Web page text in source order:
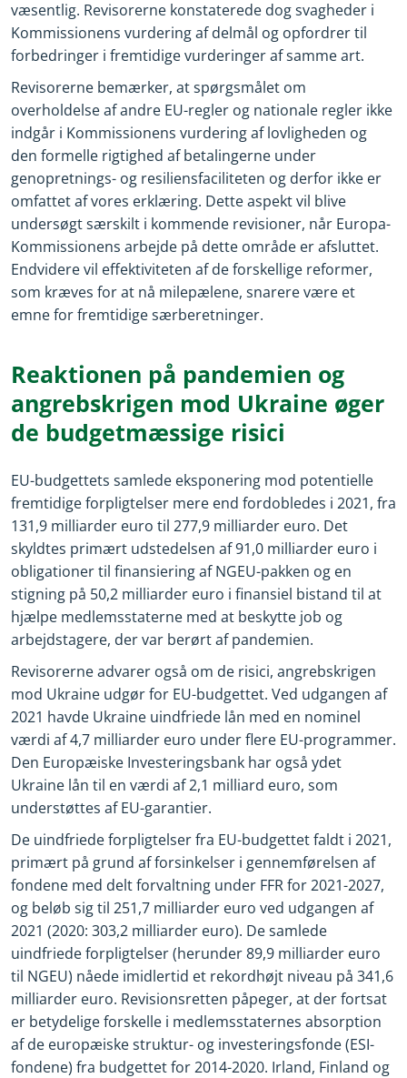
væsentlig. Revisorerne konstaterede dog svagheder i
Kommissionens vurdering af delmål og opfordrer til
forbedringer i fremtidige vurderinger af samme art.
Revisorerne bemærker, at spørgsmålet om
overholdelse af andre EU-regler og nationale regler ikke
indgår i Kommissionens vurdering af lovligheden og
den formelle rigtighed af betalingerne under
genopretnings- og resiliensfaciliteten og derfor ikke er
omfattet af vores erklæring. Dette aspekt vil blive
undersøgt særskilt i kommende revisioner, når Europa-
Kommissionens arbejde på dette område er afsluttet.
Endvidere vil effektiviteten af de forskellige reformer,
som kræves for at nå milepælene, snarere være et
emne for fremtidige særberetninger.
Reaktionen på pandemien og
angrebskrigen mod Ukraine øger
de budgetmæssige risici
EU-budgettets samlede eksponering mod potentielle
fremtidige forpligtelser mere end fordobledes i 2021, fra
131,9 milliarder euro til 277,9 milliarder euro. Det
skyldtes primært udstedelsen af 91,0 milliarder euro i
obligationer til finansiering af NGEU-pakken og en
stigning på 50,2 milliarder euro i finansiel bistand til at
hjælpe medlemsstaterne med at beskytte job og
arbejdstagere, der var berørt af pandemien.
Revisorerne advarer også om de risici, angrebskrigen
mod Ukraine udgør for EU-budgettet. Ved udgangen af
2021 havde Ukraine uindfriede lån med en nominel
værdi af 4,7 milliarder euro under flere EU-programmer.
Den Europæiske Investeringsbank har også ydet
Ukraine lån til en værdi af 2,1 milliard euro, som
understøttes af EU-garantier.
De uindfriede forpligtelser fra EU-budgettet faldt i 2021,
primært på grund af forsinkelser i gennemførelsen af
fondene med delt forvaltning under FFR for 2021-2027,
og beløb sig til 251,7 milliarder euro ved udgangen af
2021 (2020: 303,2 milliarder euro). De samlede
uindfriede forpligtelser (herunder 89,9 milliarder euro
til NGEU) nåede imidlertid et rekordhøjt niveau på 341,6
milliarder euro. Revisionsretten påpeger, at der fortsat
er betydelige forskelle i medlemsstaternes absorption
af de europæiske struktur- og investeringsfonde (ESI-
fondene) fra budgettet for 2014-2020. Irland, Finland og